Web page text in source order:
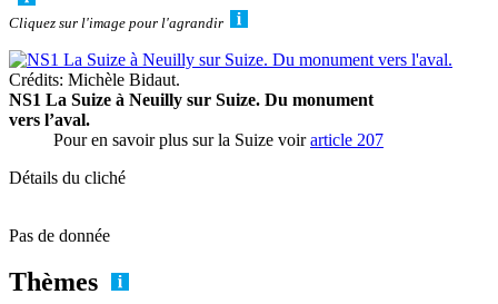
Cliquez sur l'image pour l'agrandir
Crédits: Michèle Bidaut.
NS1 La Suize à Neuilly sur Suize. Du monument
vers l’aval.
Pour en savoir plus sur la Suize voirarticle 207
Détails du cliché
Pas de donnée
Thèmes